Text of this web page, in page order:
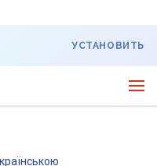
УСТАНОВИТЬ